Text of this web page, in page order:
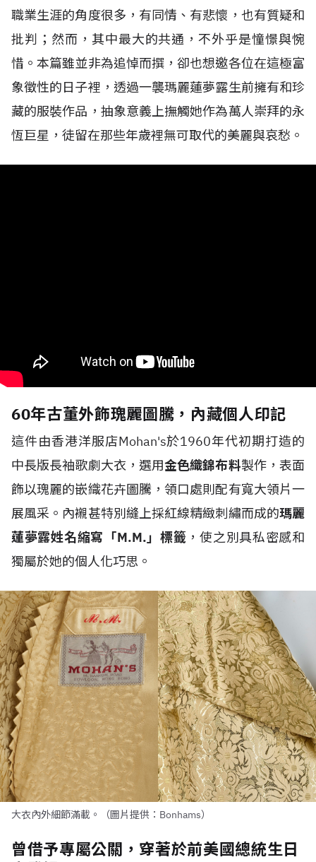
職業生涯的角度很多，有同情、有悲懷，也有質疑和
批判；然而，其中最大的共通，不外乎是憧憬與惋
惜。本篇雖並非為追悼而撰，卻也想邀各位在這極富
象徵性的日子裡，透過一襲瑪麗蓮夢露生前擁有和珍
藏的服裝作品，抽象意義上撫觸她作為萬人崇拜的永
恆巨星，徒留在那些年歲裡無可取代的美麗與哀愁。
60年古董外飾瑰麗圖騰，內藏個人印記
這件由香港洋服店Mohan's於1960年代初期打造的
中長版長袖歌劇大衣，選用金色織錦布料製作，表面
飾以瑰麗的嵌織花卉圖騰，領口處則配有寬大領片一
展風采。內襯甚特別縫上採紅線精緻刺繡而成的瑪麗
蓮夢露姓名縮寫「M.M.」標籤 ，使之別具私密感和
獨屬於她的個人化巧思。
大衣內外細節滿載。（圖片提供：Bonhams）
曾借予專屬公關，穿著於前美國總統生日